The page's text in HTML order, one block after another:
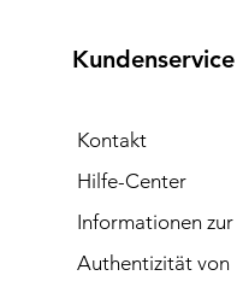
Kundenservice
Kontakt
Hilfe-Center
Informationen zur
Authentizität von